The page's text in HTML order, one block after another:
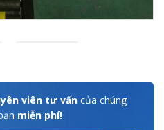
viên tư vấn của chúng
miễn phí!